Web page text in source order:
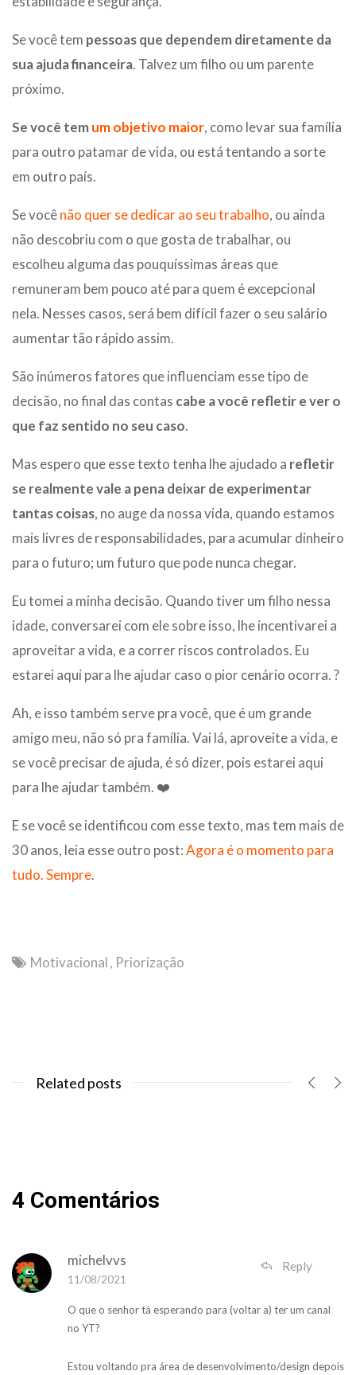
Se você tem pessoas que dependem diretamente da
sua ajuda financeira. Talvez um filho ou um parente
próximo.
Se você temum objetivo maior, como levar sua família
para outro patamar de vida, ou está tentando a sorte
em outro país.
Se vocênão quer se dedicar ao seu trabalho, ou ainda
não descobriu com o que gosta de trabalhar, ou
escolheu alguma das pouquíssimas áreas que
remuneram bem pouco até para quem é excepcional
nela. Nesses casos, será bem difícil fazer o seu salário
aumentar tão rápido assim.
São inúmeros fatores que influenciam esse tipo de
decisão, no final das contas cabe a você refletir e ver o
que faz sentido no seu caso.
Mas espero que esse texto tenha lhe ajudado a refletir
se realmente vale a pena deixar de experimentar
tantas coisas, no auge da nossa vida, quando estamos
mais livres de responsabilidades, para acumular dinheiro
para o futuro; um futuro que pode nunca chegar.
Eu tomei a minha decisão. Quando tiver um filho nessa
idade, conversarei com ele sobre isso, lhe incentivarei a
aproveitar a vida, e a correr riscos controlados. Eu
estarei aqui para lhe ajudar caso o pior cenário ocorra. ?
Ah, e isso também serve pra você, que é um grande
amigo meu, não só pra família. Vai lá, aproveite a vida, e
se você precisar de ajuda, é só dizer, pois estarei aqui
para lhe ajudar também. ❤️
E se você se identificou com esse texto, mas tem mais de
30 anos, leia esse outro post:Agora é o momento para
tudo. Sempre.
Motivacional, Priorização
Related posts
4 Comentários
Reply
michelvvs
11/08/2021
O que o senhor tá esperando para (voltar a) ter um canal
no YT?
Estou voltando pra área de desenvolvimento/design depois